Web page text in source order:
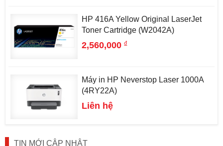
HP 416A Yellow Original LaserJet
Toner Cartridge (W2042A)
2,560,000đ
Máy in HP Neverstop Laser 1000A
(4RY22A)
Liên hệ
TIN MỚI CẬP NHẬT